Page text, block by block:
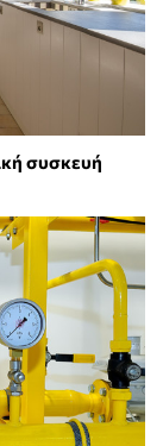
συσκευή